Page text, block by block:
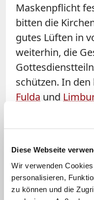
Diese Webseite
Wir verwenden
personalisieren,
zu können und die
Maskenpflicht
bitten die
gutes Lüften in
weiterhin, die
schützen. In
Fulda und
Fest, werden
Gottesdiensten
die